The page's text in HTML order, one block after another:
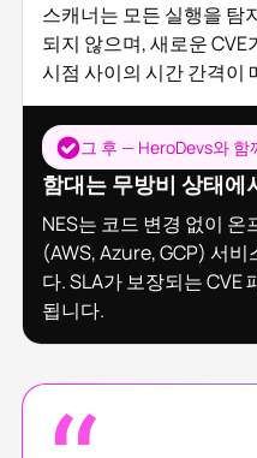
스캐너는 모든 실행을 탐
되지 않으며, 새로운
시점 사이의 시간 간격이
그 후 — HeroDevs와 함
함대는 무방비 상태에
NES는 코드 변경 없이
(AWS, Azure, GCP) 서
다. SLA가 보장되는 CVE
됩니다.